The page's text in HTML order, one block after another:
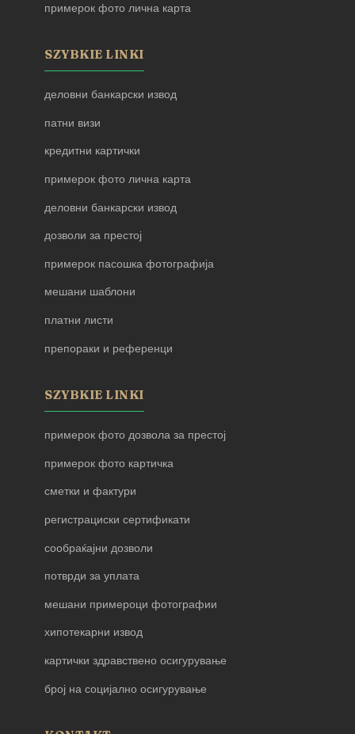
примерок фото лична карта
SZYBKIE LINKI
деловни банкарски извод
патни визи
кредитни картички
примерок фото лична карта
деловни банкарски извод
дозволи за престој
примерок пасошка фотографија
мешани шаблони
платни листи
препораки и референци
SZYBKIE LINKI
примерок фото дозвола за престој
примерок фото картичка
сметки и фактури
регистрациски сертификати
сообраќајни дозволи
потврди за уплата
мешани примероци фотографии
хипотекарни извод
картички здравствено осигурување
број на социјално осигурување